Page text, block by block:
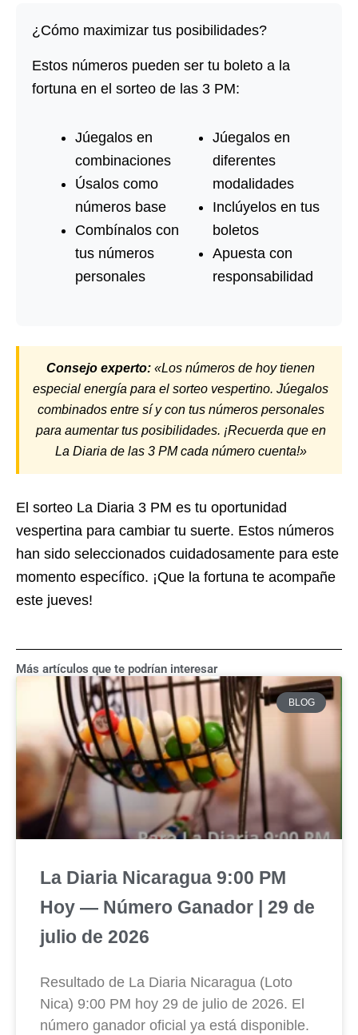
¿Cómo maximizar tus posibilidades?
Estos números pueden ser tu boleto a la
fortuna en el sorteo de las 3 PM:
Júegalos en
combinaciones
Úsalos como
números base
Combínalos con
tus números
personales
Júegalos en
diferentes
modalidades
Inclúyelos en tus
boletos
Apuesta con
responsabilidad
Consejo experto: «Los números de hoy tienen
especial energía para el sorteo vespertino. Júegalos
combinados entre sí y con tus números personales
para aumentar tus posibilidades. ¡Recuerda que en
La Diaria de las 3 PM cada número cuenta!»
El sorteo La Diaria 3 PM es tu oportunidad
vespertina para cambiar tu suerte. Estos números
han sido seleccionados cuidadosamente para este
momento específico. ¡Que la fortuna te acompañe
este jueves!
Más artículos que te podrían interesar
BLOG
La Diaria Nicaragua 9:00 PM
Hoy — Número Ganador | 29 de
julio de 2026
Resultado de La Diaria Nicaragua (Loto
Nica) 9:00 PM hoy 29 de julio de 2026. El
número ganador oficial ya está disponible.